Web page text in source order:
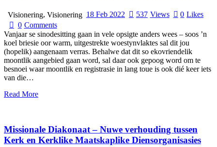
Visionering, Visionering 18 Feb 2022 537 Views 0 Likes
0 Comments
Vanjaar se sinodesitting gaan in vele opsigte anders wees – soos ’n
koel briesie oor warm, uitgestrekte woestynvlaktes sal dit jou
(hopelik) aangenaam verras. Behalwe dat dit so ekovriendelik
moontlik aangebied gaan word, sal daar ook gepoog word om te
besnoei waar moontlik en registrasie in lang toue is ook dié keer iets
van die…
Read More
Missionale Diakonaat – Nuwe verhouding tussen
Kerk en Kerklike Maatskaplike Diensorganisasies